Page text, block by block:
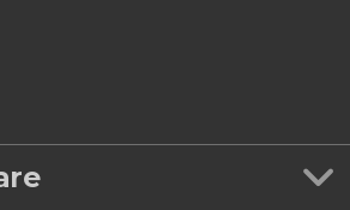
Metropolitano
Las Ventas
Warner
de la Luz di Madrid
Museo di Storia di Madrid